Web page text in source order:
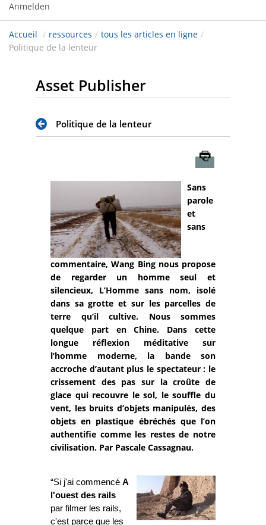
Anmelden
Accueil / ressources / tous les articles en ligne /
Politique de la lenteur
Asset Publisher
Politique de la lenteur
Sans
parole
et
sans
commentaire, Wang Bing nous propose
de regarder un homme seul et
silencieux, L’Homme sans nom, isolé
dans sa grotte et sur les parcelles de
terre qu’il cultive. Nous sommes
quelque part en Chine. Dans cette
longue réflexion méditative sur
l’homme moderne, la bande son
accroche d’autant plus le spectateur : le
crissement des pas sur la croûte de
glace qui recouvre le sol, le souffle du
vent, les bruits d’objets manipulés, des
objets en plastique ébréchés que l’on
authentifie comme les restes de notre
civilisation. Par Pascale Cassagnau.
“Si j'ai commencé A
l'ouest des rails
par filmer les rails,
c'est parce que les